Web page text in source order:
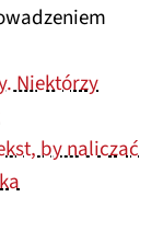
Niektórzy
by naliczać